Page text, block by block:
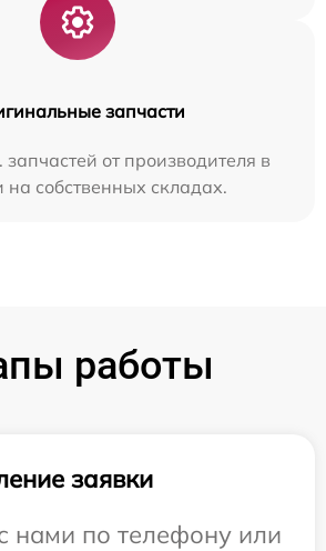
запчасти
от производителя в
на собственных складах.
работы
заявки
нами по телефону или